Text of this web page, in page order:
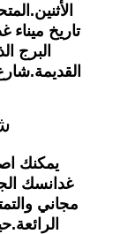
تاريخ
البرج
يمكنك
غدانسك
مجاني